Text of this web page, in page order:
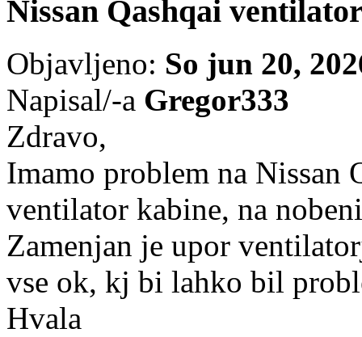
Nissan Qashqai
Objavljeno: So jun 20,
Napisal/-a Gregor333
Zdravo,
Imamo problem na Nissan
ventilator kabine, na
Zamenjan je upor
vse ok, kj bi lahko bil
Hvala